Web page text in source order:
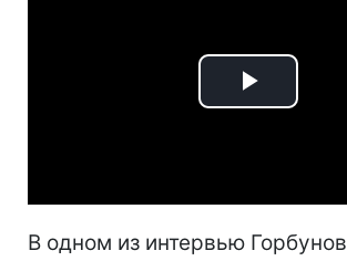
Play
В одном из интервью Горбунов